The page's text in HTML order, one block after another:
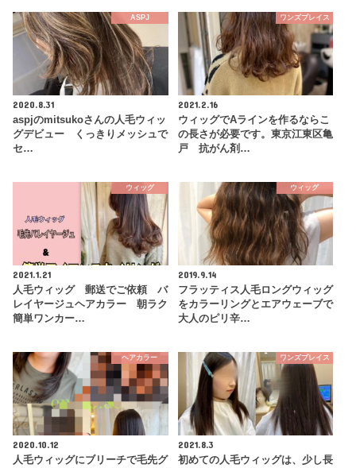
ASPJ
2020.8.31
aspjのmitsukoさんの人毛ウィッ
グデビュー くっきりメッシュで
セ…
ワンズプレイス
2021.2.16
ウィッグでAラインを作るならこ
の長さが必要です。東京江東区亀
戸 抗がん剤…
ウィッグ
2021.1.21
人毛ウィッグ 郵送でご依頼 バ
レイヤージュヘアカラー 朝ラク
簡単ワンカー…
ウィッグ
2019.9.14
フラッティス人毛ロングウィッグ
をカラーリングとエアウェーブで
大人のピリ辛…
ヘアカラー
2020.10.12
人毛ウィッグにブリーチで毛先グ
ワンズプレイス
2021.8.3
初めての人毛ウィッグは、少し長